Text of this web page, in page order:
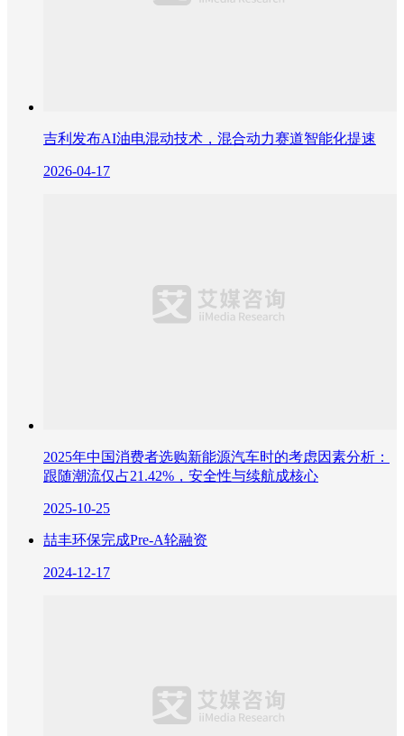
吉利发布AI油电混动技术，混合动力赛道智能化提速
2026-04-17
2025年中国消费者选购新能源汽车时的考虑因素分析：
跟随潮流仅占21.42%，安全性与续航成核心
2025-10-25
喆丰环保完成Pre-A轮融资
2024-12-17